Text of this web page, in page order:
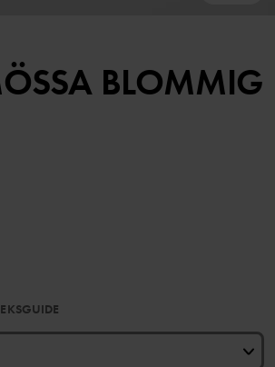
BLOMMIG